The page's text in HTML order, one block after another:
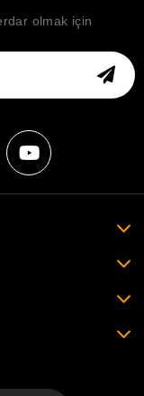
olmak için